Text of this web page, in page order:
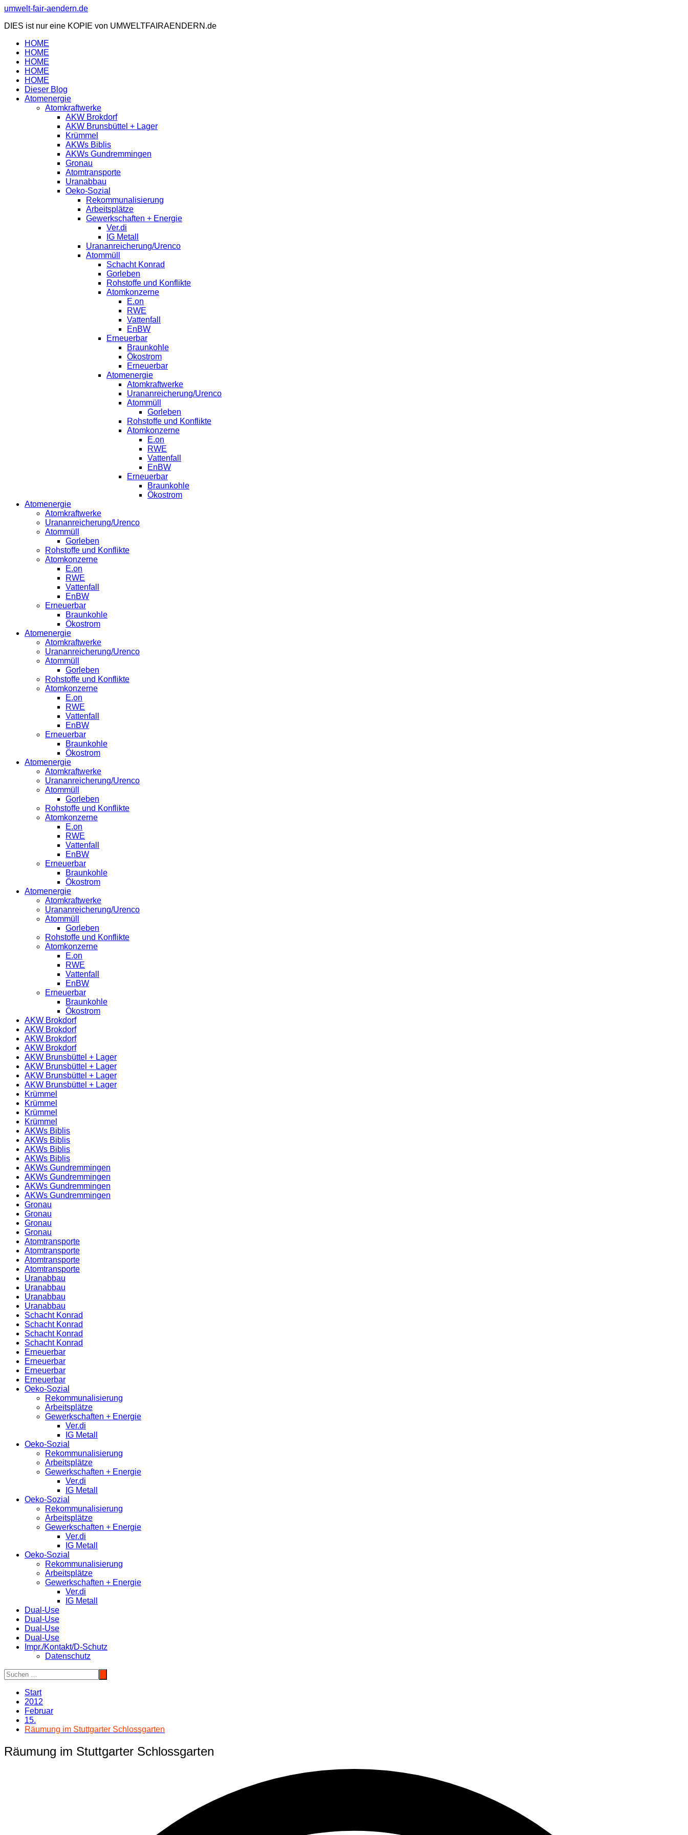
Zum
springen
umwelt-fair-aendern.de
DIES ist nur eine KOPIE von UMWELTFAIRAENDERN.de
HOME
HOME
HOME
HOME
HOME
Dieser Blog
Atomenergie
Atomkraftwerke
AKW Brokdorf
AKW Brunsbüttel + Lager
Krümmel
AKWs Biblis
AKWs Gundremmingen
Gronau
Atomtransporte
Uranabbau
Oeko-Sozial
Rekommunalisierung
Arbeitsplätze
Gewerkschaften + Energie
Ver.di
IG Metall
Urananreicherung/Urenco
Atommüll
Schacht Konrad
Gorleben
Rohstoffe und Konflikte
Atomkonzerne
E.on
RWE
Vattenfall
EnBW
Erneuerbar
Braunkohle
Ökostrom
Erneuerbar
Atomenergie
Atomkraftwerke
Urananreicherung/Urenco
Atommüll
Gorleben
Rohstoffe und Konflikte
Atomkonzerne
E.on
RWE
Vattenfall
EnBW
Erneuerbar
Braunkohle
Ökostrom
Atomenergie
Atomkraftwerke
Urananreicherung/Urenco
Atommüll
Gorleben
Rohstoffe und Konflikte
Atomkonzerne
E.on
RWE
Vattenfall
EnBW
Erneuerbar
Braunkohle
Ökostrom
Atomenergie
Atomkraftwerke
Urananreicherung/Urenco
Atommüll
Gorleben
Rohstoffe und Konflikte
Atomkonzerne
E.on
RWE
Vattenfall
EnBW
Erneuerbar
Braunkohle
Ökostrom
Atomenergie
Atomkraftwerke
Urananreicherung/Urenco
Atommüll
Gorleben
Rohstoffe und Konflikte
Atomkonzerne
E.on
RWE
Vattenfall
EnBW
Erneuerbar
Braunkohle
Ökostrom
Atomenergie
Atomkraftwerke
Urananreicherung/Urenco
Atommüll
Gorleben
Rohstoffe und Konflikte
Atomkonzerne
E.on
RWE
Vattenfall
EnBW
Erneuerbar
Braunkohle
Ökostrom
AKW Brokdorf
AKW Brokdorf
AKW Brokdorf
AKW Brokdorf
AKW Brunsbüttel + Lager
AKW Brunsbüttel + Lager
AKW Brunsbüttel + Lager
AKW Brunsbüttel + Lager
Krümmel
Krümmel
Krümmel
Krümmel
AKWs Biblis
AKWs Biblis
AKWs Biblis
AKWs Biblis
AKWs Gundremmingen
AKWs Gundremmingen
AKWs Gundremmingen
AKWs Gundremmingen
Gronau
Gronau
Gronau
Gronau
Atomtransporte
Atomtransporte
Atomtransporte
Atomtransporte
Uranabbau
Uranabbau
Uranabbau
Uranabbau
Schacht Konrad
Schacht Konrad
Schacht Konrad
Schacht Konrad
Erneuerbar
Erneuerbar
Erneuerbar
Erneuerbar
Oeko-Sozial
Rekommunalisierung
Arbeitsplätze
Gewerkschaften + Energie
Ver.di
IG Metall
Oeko-Sozial
Rekommunalisierung
Arbeitsplätze
Gewerkschaften + Energie
Ver.di
IG Metall
Oeko-Sozial
Rekommunalisierung
Arbeitsplätze
Gewerkschaften + Energie
Ver.di
IG Metall
Oeko-Sozial
Rekommunalisierung
Arbeitsplätze
Gewerkschaften + Energie
Ver.di
IG Metall
Dual-Use
Dual-Use
Dual-Use
Dual-Use
Impr./Kontakt/D-Schutz
Datenschutz
Start
2012
Februar
15.
Räumung im Stuttgarter Schlossgarten
Räumung im Stuttgarter Schlossgarten